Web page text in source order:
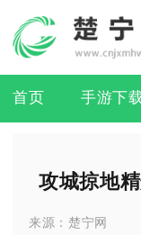
首页 手游下
攻城掠地
来源：楚宁网